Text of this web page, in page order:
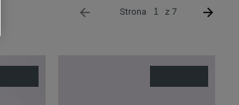
Strona z 7